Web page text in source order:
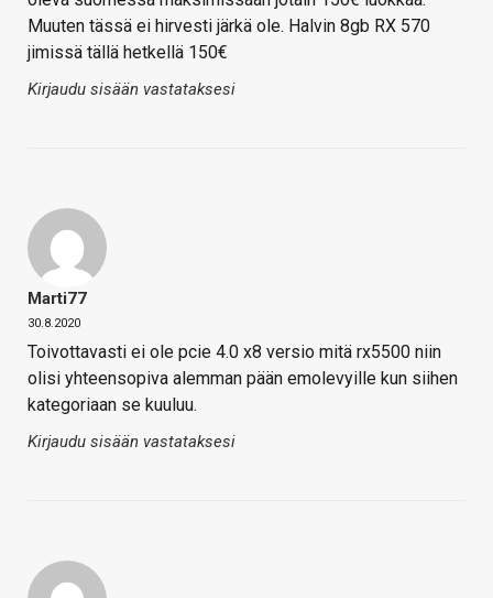
Muuten tässä ei hirvesti järkä ole. Halvin 8gb RX 570
jimissä tällä hetkellä 150€
Kirjaudu sisään vastataksesi
Marti77
30.8.2020
Toivottavasti ei ole pcie 4.0 x8 versio mitä rx5500 niin
olisi yhteensopiva alemman pään emolevyille kun siihen
kategoriaan se kuuluu.
Kirjaudu sisään vastataksesi